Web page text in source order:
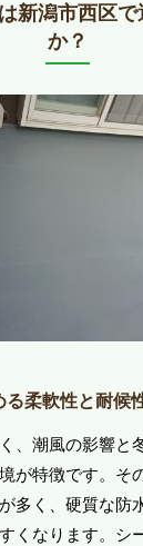
新潟市西区
か？
柔軟性と耐候
、潮風の影響と
が特徴です。そ
多く、硬質な防
くなります。シ